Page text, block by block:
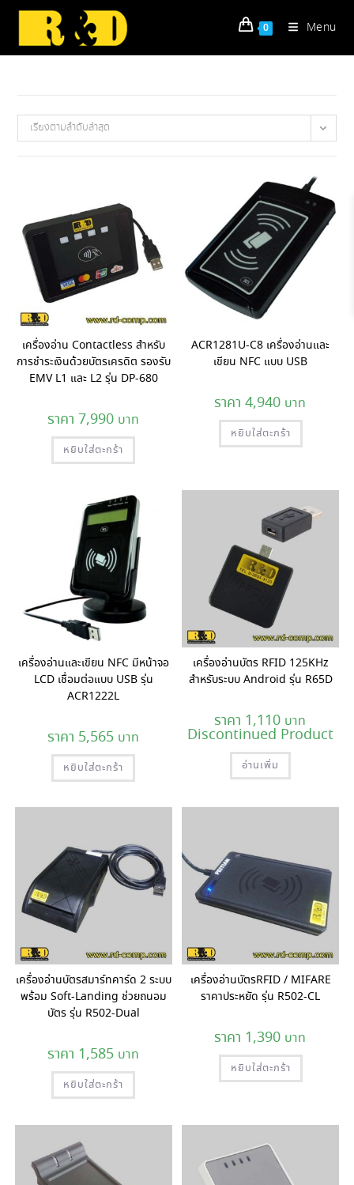
Skip
content
0 Menu
เรียงตามลำดับล่าสุด
เครื่องอ่าน Contactless สำหรับ
การชำระเงินด้วยบัตรเครดิต รองรับ
EMV L1 และ L2 รุ่น DP-680
7,990
หยิบใส่ตะกร้า
ACR1281U-C8 เครื่องอ่านและ
เขียน NFC แบบ USB
4,940
หยิบใส่ตะกร้า
เครื่องอ่านและเขียน NFC มีหน้าจอ
LCD เชื่อมต่อแบบ USB รุ่น
ACR1222L
5,565
หยิบใส่ตะกร้า
เครื่องอ่านบัตร RFID 125KHz
สำหรับระบบ Android รุ่น R65D
1,110
Discontinued Product
อ่านเพิ่ม
เครื่องอ่านบัตรสมาร์ทคาร์ด 2 ระบบ
พร้อม Soft-Landing ช่วยถนอม
บัตร รุ่น R502-Dual
1,585
หยิบใส่ตะกร้า
เครื่องอ่านบัตรRFID / MIFARE
ราคาประหยัด รุ่น R502-CL
1,390
หยิบใส่ตะกร้า